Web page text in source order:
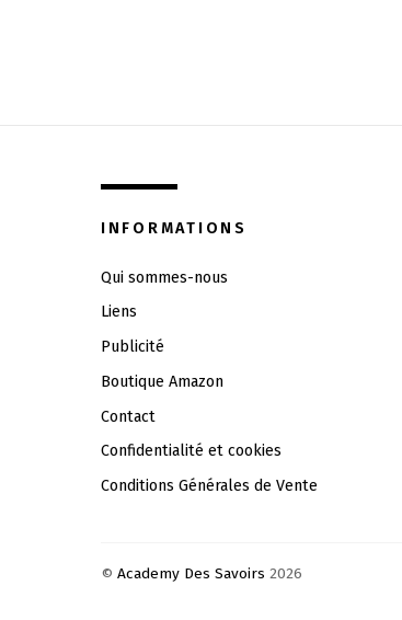
INFORMATIONS
Qui sommes-nous
Liens
Publicité
Boutique Amazon
Contact
Confidentialité et cookies
Conditions Générales de Vente
© Academy Des Savoirs 2026